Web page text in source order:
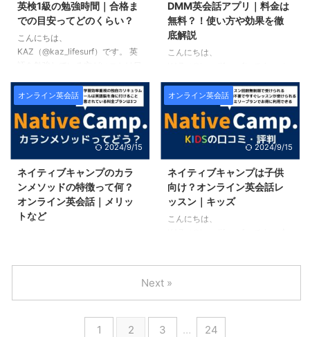
ット・デメリット、実際に利用し
ている一般ユーザーによる口コ
ミ・評判をまとめてご紹介してい
ます。 まず先に結論となります
以下の通りです。 おすすめ出来
ない方 裁判時に代理になって欲
しい ...
いる講師、実際に利用している一
般ユーザーによる口コミ・評判を
もとにその特徴についてまとめて
います。 この記事を読むことで
れでは早速始めていきましょう。
＼ 無料体験レッスンが受け ...
英検1級の勉強時間｜合格ま
での目安ってどのくらい？
こんにちは、
KAZ（@kaz_lifesurf）です。 英
級があるのではないでしょうか。
しかし、合格するのにどのくらい
の勉強時間が必要なのかわからな
い、という方も多いのではないか
と思います。 この記事では英検1
級に独学で合格した僕が実際にど
のくらいの勉強時間が必要だった
のか、自身の経験を踏まえながら
詳しく解説していきます。 まず
先に結論となりますが、英検1級
DMM英会話アプリ｜料金は
無料？！使い方や効果を徹
底解説
こんにちは、
DMM英会話にiKnow!に加え、新
たにアプリ版が登場したのはご存
じでしょうか。 この記事では
DMM英会話アプリについて、そ
の特徴や料金プラン、iKnow!と
の違い、メリット・デメリットに
ついてまとめています。 まず先
に結論となりますが、DMM英会
話アプリは以下3つのことが言え
るでしょう。 DMM英会話アプリ
オンライン英会話
2024/9/15
ネイティブキャンプのカラ
ンメソッドの特徴って何？
オンライン英会話｜メリッ
トなど
ましたが、カランメソッドがどの
ようなものなのか気になっている
方が多いのではないでしょうか。
オンライン英会話
2024/9/15
ネイティブキャンプは子供
向け？オンライン英会話レ
ッスン｜キッズ
こんにちは、
しても知られていることはご存知
でしょうか。 この記事ではネイ
ティブキャンプキッズについて料
金プランやメリット・デメリッ
1 2 3 … 24
Next »